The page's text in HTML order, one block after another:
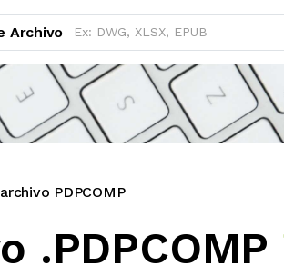
Archivo
PDPCOMP
.PDPCOMP